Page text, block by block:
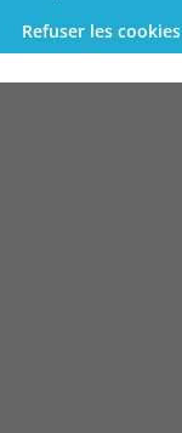
Refuser les cookies